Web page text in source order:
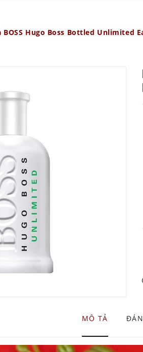
BOSS Hugo Boss Bottled Unlimited
MÔ TẢ